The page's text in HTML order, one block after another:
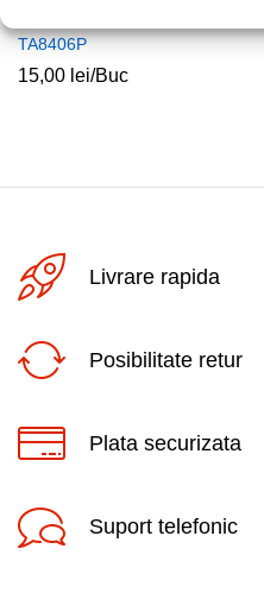
TA8406P
15,00 lei/Buc
Livrare rapida
Posibilitate retur
Plata securizata
Suport telefonic